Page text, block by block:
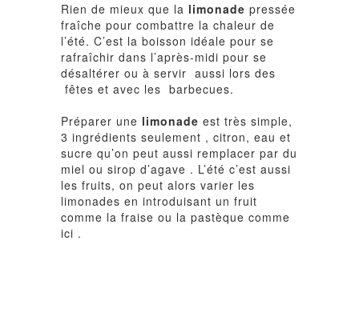
Rien de mieux que la limonade pressée
fraîche pour combattre la chaleur de
l’été. C’est la boisson idéale pour se
rafraîchir dans l’après-midi pour se
désaltérer ou à servir aussi lors des
fêtes et avec les barbecues.
Préparer une limonade est très simple,
3 ingrédients seulement , citron, eau et
sucre qu’on peut aussi remplacer par du
miel ou sirop d’agave . L’été c’est aussi
les fruits, on peut alors varier les
limonades en introduisant un fruit
comme la fraise ou la pastèque comme
ici .